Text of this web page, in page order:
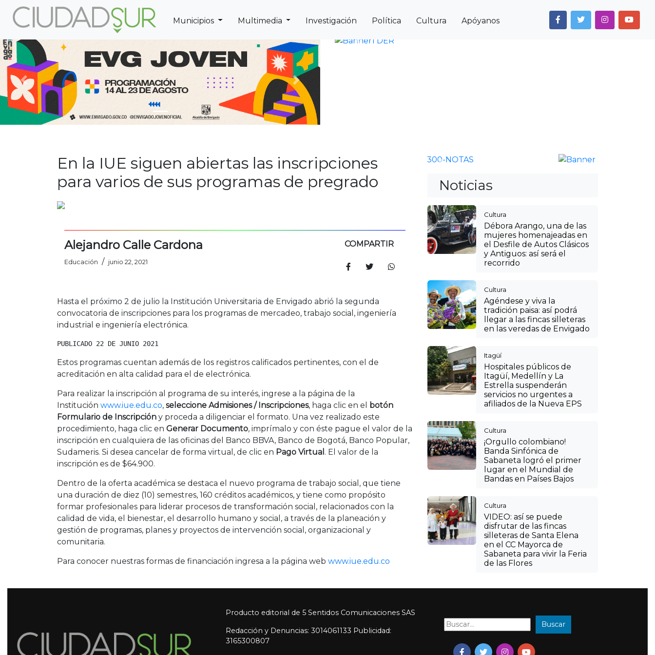
Municipios Multimedia Investigación Política Cultura Apóyanos
Previous Next
Previous
En la IUE siguen abiertas las inscripciones
para varios de sus programas de pregrado
Alejandro Calle Cardona
Educación / junio 22, 2021
COMPARTIR
Hasta el próximo 2 de julio la Institución Universitaria de Envigado abrió la segunda
convocatoria de inscripciones para los programas de mercadeo, trabajo social, ingeniería
industrial e ingeniería electrónica.
PUBLICADO 22 DE JUNIO 2021
Estos programas cuentan además de los registros calificados pertinentes, con el de
acreditación en alta calidad para el de electrónica.
Para realizar la inscripción al programa de su interés, ingrese a la página de la
Institución www.iue.edu.co, seleccione Admisiones / Inscripciones, haga clic en el botón
Formulario de Inscripción y proceda a diligenciar el formato. Una vez realizado este
procedimiento, haga clic en Generar Documento, imprímalo y con éste pague el valor de la
inscripción en cualquiera de las oficinas del Banco BBVA, Banco de Bogotá, Banco Popular,
Sudameris. Si desea cancelar de forma virtual, de clic en Pago Virtual . El valor de la
inscripción es de $64.900.
Dentro de la oferta académica se destaca el nuevo programa de trabajo social, que tiene
una duración de diez (10) semestres, 160 créditos académicos, y tiene como propósito
formar profesionales para liderar procesos de transformación social, relacionados con la
calidad de vida, el bienestar, el desarrollo humano y social, a través de la planeación y
gestión de programas, planes y proyectos de intervención social, organizacional y
comunitaria.
Para conocer nuestras formas de financiación ingresa a la página web www.iue.edu.co
Noticias
Cultura
Débora Arango, una de las
mujeres homenajeadas en
el Desfile de Autos Clásicos
y Antiguos: así será el
recorrido
Cultura
Agéndese y viva la
tradición paisa: así podrá
llegar a las fincas silleteras
en las veredas de Envigado
Itagüí
Hospitales públicos de
Itagüí, Medellín y La
Estrella suspenderán
servicios no urgentes a
afiliados de la Nueva EPS
Cultura
¡Orgullo colombiano!
Banda Sinfónica de
Sabaneta logró el primer
lugar en el Mundial de
Bandas en Países Bajos
Cultura
VIDEO: así se puede
disfrutar de las fincas
silleteras de Santa Elena
en el CC Mayorca de
Sabaneta para vivir la Feria
de las Flores
Producto editorial de 5 Sentidos Comunicaciones SAS
Redacción y Denuncias: 3014061133 Publicidad:
3165300807
Buscar: Buscar